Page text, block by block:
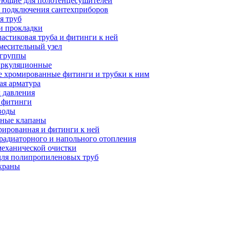
сантехприборов
труб
прокладки
труба и фитинги к ней
узел
фитинги и трубки к ним
арматура
фитинги
клапаны
и фитинги к ней
и напольного отопления
очистки
полипропиленовых труб